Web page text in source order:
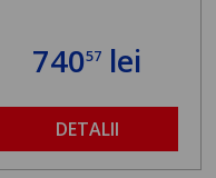
74057 lei
DETALII